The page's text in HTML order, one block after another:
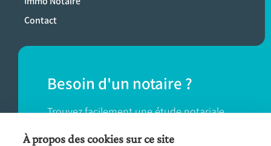
Contact
Besoin d'un notaire ?
Trouvez facilement une étude notariale
près de chez vous.
À propos des cookies sur ce site